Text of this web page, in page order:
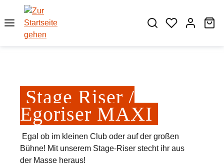
Zum Hauptinhalt springen
Stage Riser /
Egoriser MAXI
Egal ob im kleinen Club oder auf der großen
Bühne! Mit unserem Stage-Riser stecht ihr aus
der Masse heraus!